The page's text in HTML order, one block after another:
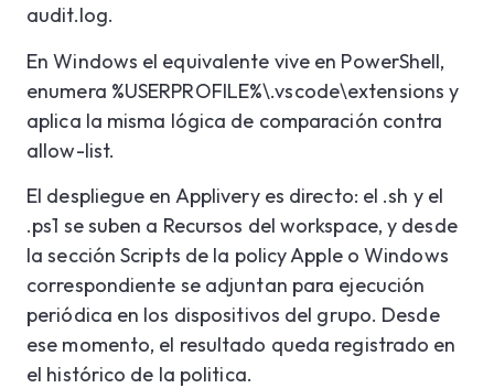
audit.log.
En Windows el equivalente vive en PowerShell,
enumera %USERPROFILE%\.vscode\extensions y
aplica la misma lógica de comparación contra
allow-list.
El despliegue en Applivery es directo: el .sh y el
.ps1 se suben a Recursos del workspace, y desde
la sección Scripts de la policy Apple o Windows
correspondiente se adjuntan para ejecución
periódica en los dispositivos del grupo. Desde
ese momento, el resultado queda registrado en
el histórico de la politica.